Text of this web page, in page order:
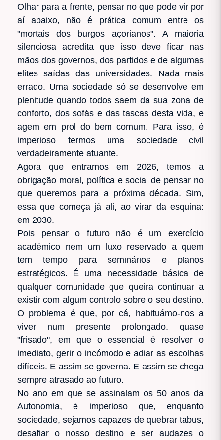
Olhar para a frente, pensar no que pode vir por
aí abaixo, não é prática comum entre os
"mortais dos burgos açorianos". A maioria
silenciosa acredita que isso deve ficar nas
mãos dos governos, dos partidos e de algumas
elites saídas das universidades. Nada mais
errado. Uma sociedade só se desenvolve em
plenitude quando todos saem da sua zona de
conforto, dos sofás e das tascas desta vida, e
agem em prol do bem comum. Para isso, é
imperioso termos uma sociedade civil
verdadeiramente atuante.
Agora que entramos em 2026, temos a
obrigação moral, política e social de pensar no
que queremos para a próxima década. Sim,
essa que começa já ali, ao virar da esquina:
em 2030.
Pois pensar o futuro não é um exercício
académico nem um luxo reservado a quem
tem tempo para seminários e planos
estratégicos. É uma necessidade básica de
qualquer comunidade que queira continuar a
existir com algum controlo sobre o seu destino.
O problema é que, por cá, habituámo-nos a
viver num presente prolongado, quase
"frisado", em que o essencial é resolver o
imediato, gerir o incómodo e adiar as escolhas
difíceis. E assim se governa. E assim se chega
sempre atrasado ao futuro.
No ano em que se assinalam os 50 anos da
Autonomia, é imperioso que, enquanto
sociedade, sejamos capazes de quebrar tabus,
desafiar o nosso destino e ser audazes o